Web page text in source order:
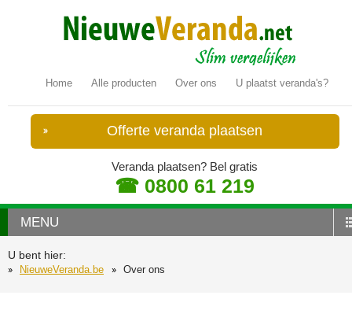
Home Alle producten Over ons U plaatst veranda's?
Offerte veranda plaatsen
Veranda plaatsen? Bel gratis
☎ 0800 61 219
MENU
U bent hier:
NieuweVeranda.be
Over ons